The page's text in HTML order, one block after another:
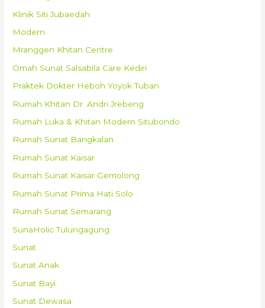
Klinik Siti Jubaedah
Modern
Mranggen Khitan Centre
Omah Sunat Salsabila Care Kediri
Praktek Dokter Heboh Yoyok Tuban
Rumah Khitan Dr. Andri Jrebeng
Rumah Luka & Khitan Modern Situbondo
Rumah Sunat Bangkalan
Rumah Sunat Kaisar
Rumah Sunat Kaisar Gemolong
Rumah Sunat Prima Hati Solo
Rumah Sunat Semarang
SunaHolic Tulungagung
Sunat
Sunat Anak
Sunat Bayi
Sunat Dewasa